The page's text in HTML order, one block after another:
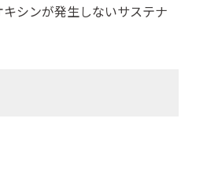
シンが発生しないサステナ